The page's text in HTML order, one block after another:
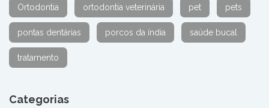
Ortodontia ortodontia veterinária pet pets
pontas dentárias porcos da índia saúde bucal
tratamento
Categorias